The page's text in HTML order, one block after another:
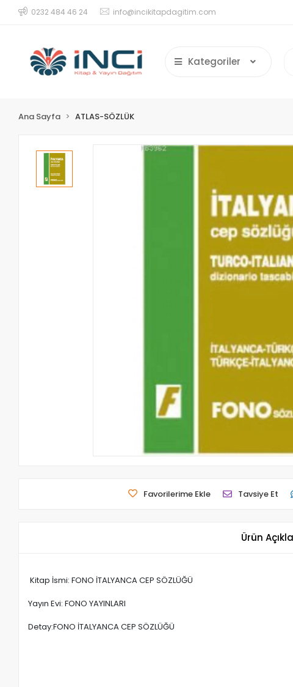
0232 484 46 24 info@incikitapdagitim.com
Kategoriler
Ana Sayfa ATLAS-SÖZLÜK
Favorilerime Ekle Tavsiye Et
Ürün
Kitap İsmi: FONO İTALYANCA CEP SÖZLÜĞÜ
Yayın Evi: FONO YAYINLARI
Detay:FONO İTALYANCA CEP SÖZLÜĞÜ